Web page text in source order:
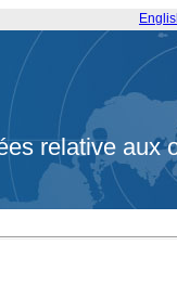
relative aux